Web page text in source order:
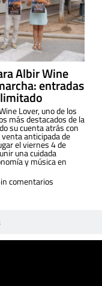
Albir Wine
entradas
Lover, uno de los
más destacados de la
su cuenta atrás con
anticipada de
el viernes 4 de
una cuidada
y música en
comentarios